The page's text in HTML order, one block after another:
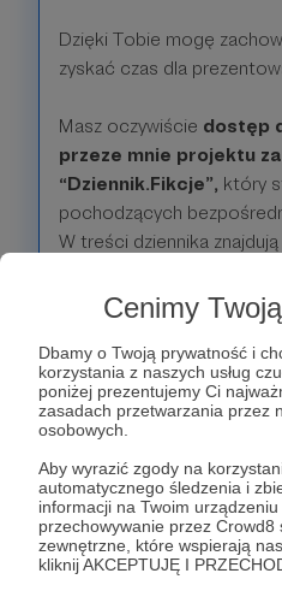
Cenimy
Dbamy o Twoją prywatność i
korzystania z naszych usług
poniżej prezentujemy Ci
zasadach przetwarzania przez
osobowych.
Aby wyrazić zgody na
automatycznego śledzenia i
informacji na Twoim
przechowywanie przez
zewnętrzne, które wspierają
kliknij AKCEPTUJĘ I
Dzięki Tobie mogę
zyskać czas dla
Masz oczywiście dostęp
przeze mnie projektu
“Dziennik.Fikcje”, który
pochodzących
W treści dziennika
literatury, popkultury i
Bonusem dla Patronów i
ten próg, jestdostęp do
tekstów archiwalnych
niepublikowanych
w medialne)
Patroni: 3